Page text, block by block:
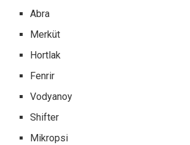
Abra
Merküt
Hortlak
Fenrir
Vodyanoy
Shifter
Mikropsi